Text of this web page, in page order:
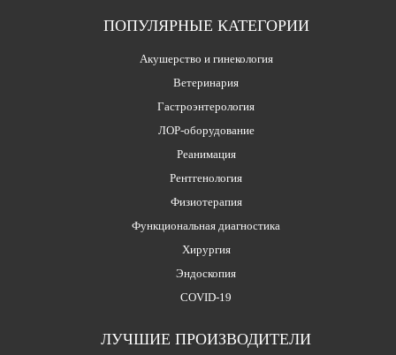
ПОПУЛЯРНЫЕ КАТЕГОРИИ
Акушерство и гинекология
Ветеринария
Гастроэнтерология
ЛОР-оборудование
Реанимация
Рентгенология
Физиотерапия
Функциональная диагностика
Хирургия
Эндоскопия
COVID-19
ЛУЧШИЕ ПРОИЗВОДИТЕЛИ